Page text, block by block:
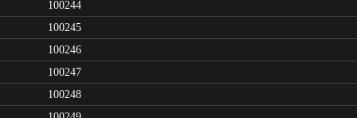
100244
100245
100246
100247
100248